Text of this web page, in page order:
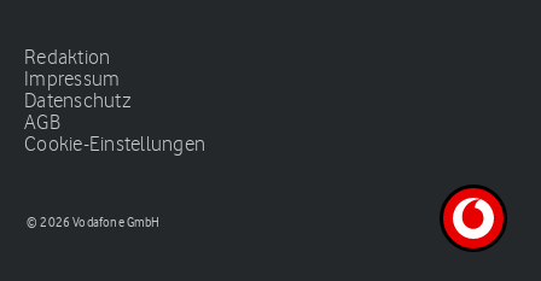
Redaktion
Impressum
Datenschutz
AGB
Cookie-Einstellungen
© 2026 Vodafone GmbH